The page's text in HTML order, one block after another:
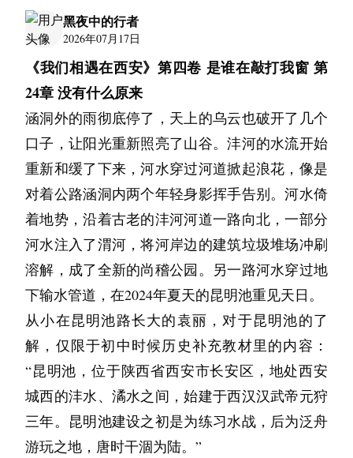
她小酌了一口啤酒，毫不在意地回应我：“哦，
这个啊，好几天前就不干了。”
“为什么？而且——”我慌乱得有些语无伦次。“你
也很久没有发布文章了。等会，难不成？”我盯
着她。
她又灌了一口酒，把电视按暂停了，但没有看
我。“这个嘛，也不干了。”
我在内心否定过的，因为这是最不可能的，因为
月光无论如何都是月光。我或许早已在心底把她
当作另一个自己，一个被幸运眷顾的，触及理想
的幻象。所以我愤怒，终将自己的不满吐露出
口。
“你到底要自暴自弃到什么时候？”
“自暴自弃？你又有什么资格说我？”投来锐利的
眼神。
我想挑起日常的琐事，柴米油盐。可是话到嘴
边，还是不忍，于是这件事也就不了了之。
是我不够了解她吗？她的心情一直以来就好像一
我在旅行中还慢慢学到一件事——每个人都会留
下一点“温度”。藏着自己偶然说出来的一句话
里，还是日常的一个习惯里。只要你还能想起来
的时候，你就会觉得他们还待在你身边，暖暖
的。
你说你不知道长大了要出去还是留下。这个问题
我花了很久去思考，在我没走出去的时候，我总
是抬头祈盼着远方。但当我真走出去的时候，我
才发现留下对我而言也是弥足珍贵。
你洗碗了吗？我猜你应该洗了。
下次写信的时候，你可以告诉我你给海星说了什
么。我很想知道。
祝你今天看到的云好看。
A爷爷
【第二封信·小女孩寄出】
市面上常见的浅蓝色的信纸，折得整整齐齐。字
迹端正，但有些字的收笔仍带着一丝过去的顿挫
感。信封上贴了正规邮票，地址栏的字写得很小
规范性基础。”
哈贝马斯先生研究这些，是为了求同存异，是为
了天下大同，恐怕是想不到有个姑娘会在他去世
半年后拜读他的观点用以解决恋爱问题，实在有
点大材小用。
天坛祭器
前些天看到一种说法，深以为然：
人这一生中总要清晰地认清并接受两件事，第
一，生命是完全偶然且毫无意义的；第二，你所
热爱的一切，不管是什么，到最后实质上都不过
是一场骗局，最多不过是要让你的生活有意思一
点儿。
……
又听一位学者言辞激烈、深入浅出地从阶级批评
视角血淋淋剖析资本对规则操控的几种常见手
段，从慈善公益到代持股，从离岸信托到公司制
度下的金字塔水泵，再到政、学、商三家勾结，
朋友又劝我搬到桥那边住，但是我拒绝了。确实
一直住在这里上班通勤，日常活动什么的都不方
便，也给我的发展带来了很多影响，但我心里还
是离不开那间破败的出租小屋。
我们在沙滩上架起遮阳伞，朋友说去买今晚烧烤
的食材，我便无聊地望着来往的游客，回想起我
们大学的时光。同样热烈的夏日，我坐在病床边
睡着了，模糊的意识里只有她的画笔触碰屏幕的
微弱声音和烦人的蝉鸣在盘旋。然后门被猛地撞
开，正是我朋友冲了进来，喊道：“就知道你们
在这里。要不要去海边，我知道一个好地方，可
以免费提供烧烤架，而且烧烤半价呢！”
我睁开朦胧睡眼，略带迟疑地看向她，但她表现
得很感兴趣，随即放下了平板。“可以可以，这
下不得不去了！在这里待久我人都要发霉了！”
她将手放到我手上，轻声问道：“走吧？放心，
没什么大问题的。”
为那道老木门的锁不灵活，所以开门的时候总得
多用一张卡片划开。然后他就跟我讲起了那房子
曾经住过的是他儿童时期的某个伙伴，寥寥几笔
可以带过的相认与相别，却时常令他陷入沉思。
房间里仅有一把椅子，没有灯，供下班后疲惫的
他静默地坐在那里，直至夜幕彻底笼罩天空才如
同醒来般慢慢走出来。我会在这个时候把晚餐做
好，这样无论当他走出来是释然或是阴郁，都能
用美食温暖自己。我这么跟他说的时候，他倒是
笑着回道：“说是美食的功劳也没错。当意识漫
游在宇宙或是深渊时，能够目睹一个家如此温馨
的日常，我想即使是无情的神明也要动容的。”
我当然问过他，那样一个空间对于自己而言是天
空还是牢笼。答案是两者皆是。
那是一个清晰的夜晚，因为睡不着，便临时起
意，去天台摆了两把躺椅看星空。因为生活不过
柴米油盐，聊腻了之后便顺势谈起了心。
黑夜中的行者
2026年07月17日
《我们相遇在西安》第四卷 是谁在敲打我窗 第
24章 没有什么原来
涵洞外的雨彻底停了，天上的乌云也破开了几个
口子，让阳光重新照亮了山谷。沣河的水流开始
重新和缓了下来，河水穿过河道掀起浪花，像是
对着公路涵洞内两个年轻身影挥手告别。河水倚
着地势，沿着古老的沣河河道一路向北，一部分
河水注入了渭河，将河岸边的建筑垃圾堆场冲刷
溶解，成了全新的尚稽公园。另一路河水穿过地
下输水管道，在2024年夏天的昆明池重见天日。
从小在昆明池路长大的袁丽，对于昆明池的了
解，仅限于初中时候历史补充教材里的内容：
“昆明池，位于陕西省西安市长安区，地处西安
城西的沣水、潏水之间，始建于西汉汉武帝元狩
三年。昆明池建设之初是为练习水战，后为泛舟
游玩之地，唐时干涸为陆。”